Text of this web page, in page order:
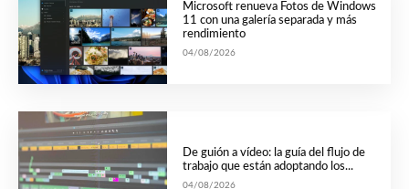
Microsoft renueva Fotos de Windows
11 con una galería separada y más
rendimiento
04/08/2026
De guión a vídeo: la guía del flujo de
trabajo que están adoptando los...
04/08/2026